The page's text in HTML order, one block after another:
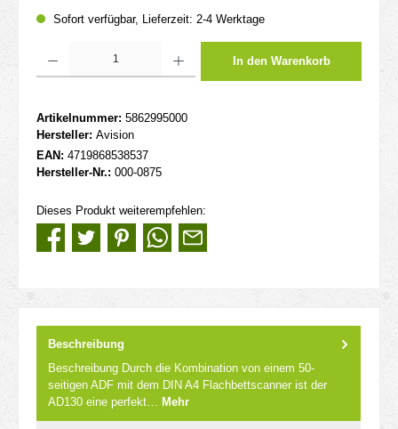
Sofort verfügbar, Lieferzeit: 2-4 Werktage
In den Warenkorb
Artikelnummer: 5862995000
Hersteller: Avision
EAN: 4719868538537
Hersteller-Nr.: 000-0875
Dieses Produkt weiterempfehlen:
Beschreibung
Beschreibung Durch die Kombination von einem 50-
seitigen ADF mit dem DIN A4 Flachbettscanner ist der
AD130 eine perfekt… Mehr